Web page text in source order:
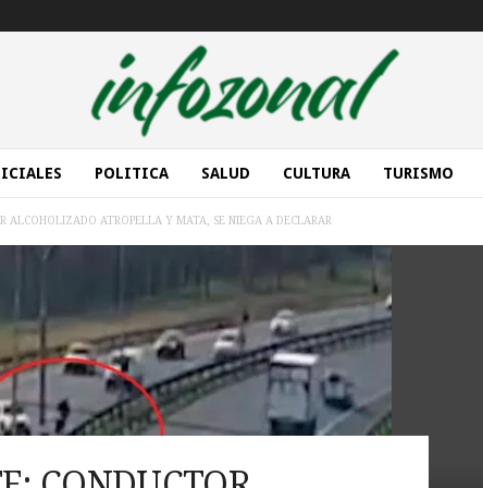
POLITICA SALUD CULTURA TURISMO
ALCOHOLIZADO ATROPELLA Y MATA, SE NIEGA A DECLARAR